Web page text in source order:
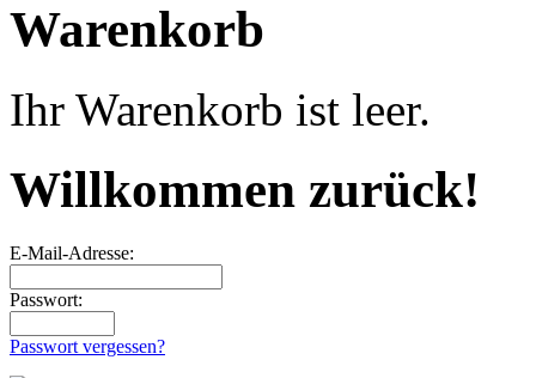
Warenkorb
Ihr Warenkorb ist leer.
Willkommen zurück!
E-Mail-Adresse:
Passwort:
Passwort vergessen?